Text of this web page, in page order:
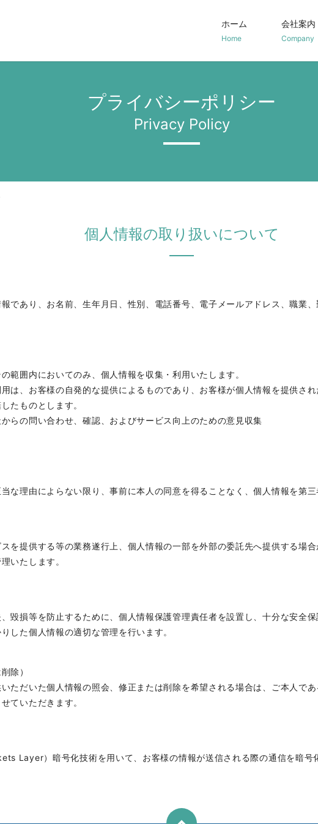
ホーム
Home
会社案内
Company
プライバシーポリシー
Privacy Policy
個人情報の取り扱いについて
であり、お名前、生年月日、性別、電話番号、電子メールアドレス、職業
範囲内においてのみ、個人情報を収集・利用いたします。
は、お客様の自発的な提供によるものであり、お客様が個人情報を提供さ
たものとします。
らの問い合わせ、確認、およびサービス向上のための意見収集
な理由によらない限り、事前に本人の同意を得ることなく、個人情報を第
を提供する等の業務遂行上、個人情報の一部を外部の委託先へ提供する場
いたします。
毀損等を防止するために、個人情報保護管理責任者を設置し、十分な安全
した個人情報の適切な管理を行います。
除）
ただいた個人情報の照会、修正または削除を希望される場合は、ご本人で
ていただきます。
Layer）暗号化技術を用いて、お客様の情報が送信される際の通信を暗号